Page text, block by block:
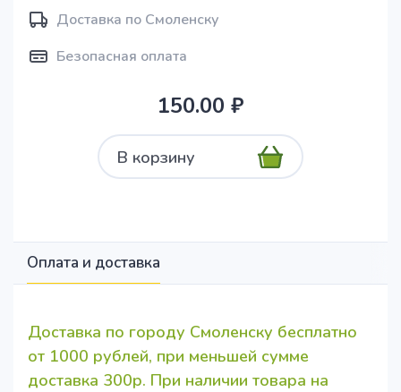
Доставка по Смоленску
Безопасная оплата
150.00 ₽
В корзину
Оплата и доставка
Доставка по городу Смоленску бесплатно
от 1000 рублей, при меньшей сумме
доставка 300р. При наличии товара на